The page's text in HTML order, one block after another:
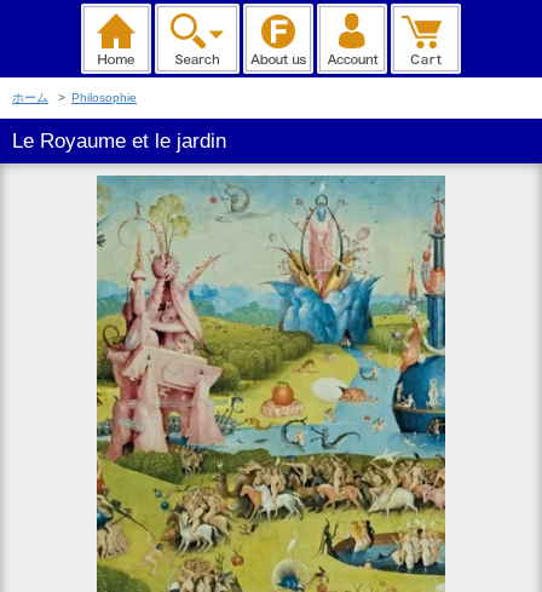
ホーム > Philosophie
Le Royaume et le jardin